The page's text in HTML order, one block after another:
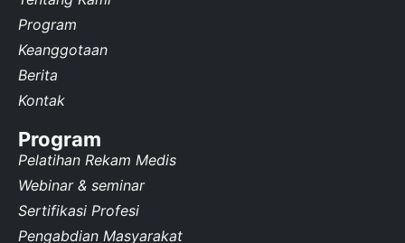
Program
Keanggotaan
Berita
Kontak
Program
Pelatihan Rekam Medis
Webinar & seminar
Sertifikasi Profesi
Pengabdian Masyarakat